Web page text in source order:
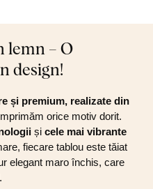
lemn – O
design!
și premium, realizate din
orice motiv dorit.
și cele mai vibrante
fiecare tablou este tăiat
elegant maro închis, care